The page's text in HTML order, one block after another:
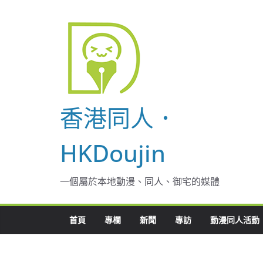
香港同人．
HKDoujin
一個屬於本地動漫、同人、御宅的媒體
首頁 專欄 新聞 專訪 動漫同人活動